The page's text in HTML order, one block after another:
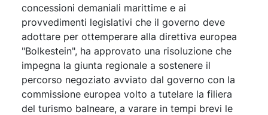
concessioni demaniali marittime e ai
provvedimenti legislativi che il governo deve
adottare per ottemperare alla direttiva europea
"Bolkestein", ha approvato una risoluzione che
impegna la giunta regionale a sostenere il
percorso negoziato avviato dal governo con la
commissione europea volto a tutelare la filiera
del turismo balneare, a varare in tempi brevi le